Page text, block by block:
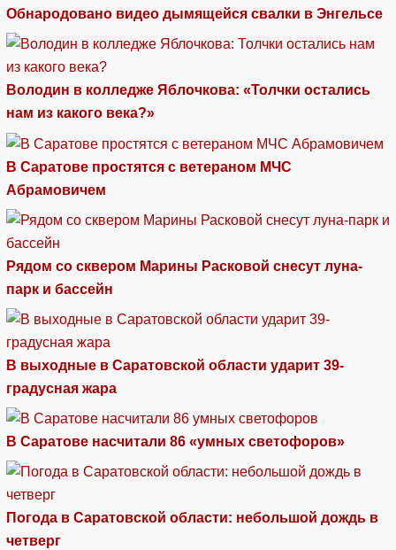
Обнародовано видео дымящейся свалки в Энгельсе
Володин в колледже Яблочкова: «Толчки остались
нам из какого века?»
В Саратове простятся с ветераном МЧС
Абрамовичем
Рядом со сквером Марины Расковой снесут луна-
парк и бассейн
В выходные в Саратовской области ударит 39-
градусная жара
В Саратове насчитали 86 «умных светофоров»
Погода в Саратовской области: небольшой дождь в
четверг